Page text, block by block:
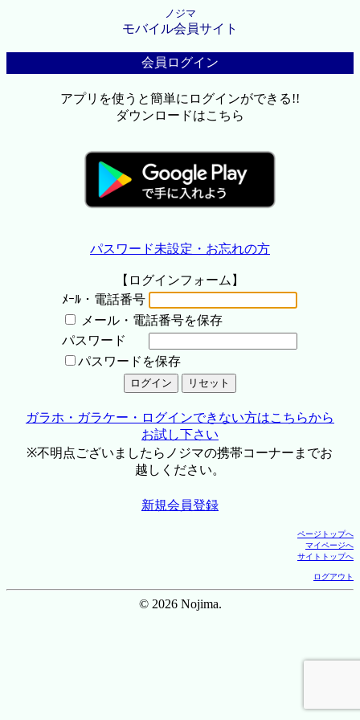
ノジマ
モバイル会員サイト
会員ログイン
アプリを使うと簡単にログインができる!!
ダウンロードはこちら
パスワード未設定・お忘れの方
【ログインフォーム】
ﾒｰﾙ・電話番号
メール・電話番号を保存
パスワード
パスワードを保存
ガラホ・ガラケー・ログインできない方はこちらから
お試し下さい
※不明点ございましたらノジマの携帯コーナーまでお
越しください。
新規会員登録
ページトップへ
マイページへ
サイトトップへ
ログアウト
© 2026 Nojima.